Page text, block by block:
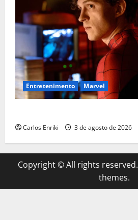
Entretenimento Marvel
Carlos Enriki 3 de agosto de 2026
Copyright © All rights reserved.
themes.